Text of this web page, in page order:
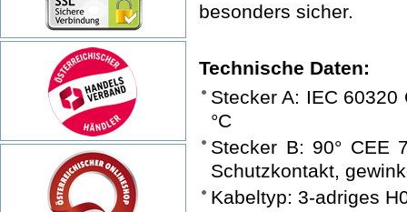
besonders sicher.
Technische Daten:
Stecker A: IEC
°C
Stecker B: 90° CEE
Schutzkontakt,
Kabeltyp: 3-adriges